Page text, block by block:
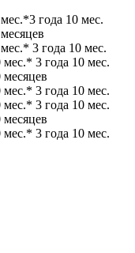
года 10 мес.
3 года 10 мес.
3 года 10 мес.
3 года 10 мес.
3 года 10 мес.
3 года 10 мес.